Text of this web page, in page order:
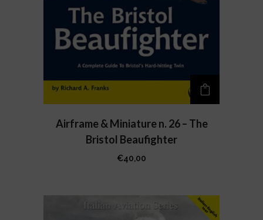
Airframe & Miniature n. 26 – The
Bristol Beaufighter
€40,00